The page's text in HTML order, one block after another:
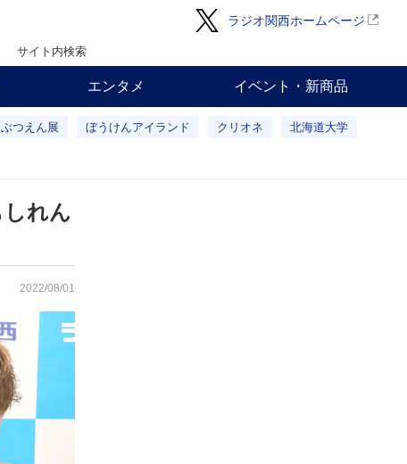
ラジオ関西ホームページ
サイト内検索
エンタメ イベント・新商品
つえん展 ぼうけんアイランド クリオネ 北海道大学
れん
2022/08/01